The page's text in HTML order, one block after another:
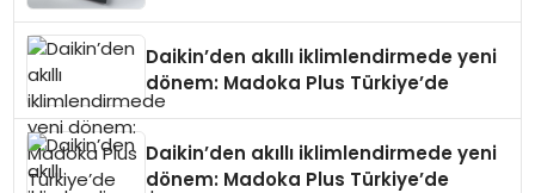
Daikin’den akıllı iklimlendirmede yeni
dönem: Madoka Plus Türkiye’de
Daikin’den akıllı iklimlendirmede yeni
dönem: Madoka Plus Türkiye’de